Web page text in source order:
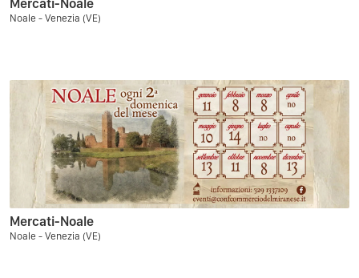
Mercati-Noale
Noale - Venezia (VE)
Mercati-Noale
Noale - Venezia (VE)